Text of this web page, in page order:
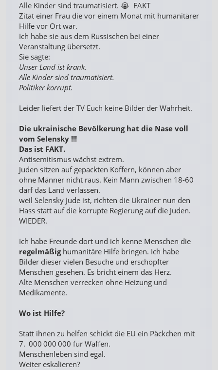
Alle Kinder sind traumatisiert. 😭 FAKT
Zitat einer Frau die vor einem Monat mit humanitärer
Hilfe vor Ort war.
Ich habe sie aus dem Russischen bei einer
Veranstaltung übersetzt.
Sie sagte:
Unser Land ist krank.
Alle Kinder sind traumatisiert.
Politiker korrupt.
Leider liefert der TV Euch keine Bilder der Wahrheit.
Die ukrainische Bevölkerung hat die Nase voll
vom Selensky !!!
Das ist FAKT.
Antisemitismus wächst extrem.
Juden sitzen auf gepackten Koffern, können aber
ohne Männer nicht raus. Kein Mann zwischen 18-60
darf das Land verlassen.
weil Selensky Jude ist, richten die Ukrainer nun den
Hass statt auf die korrupte Regierung auf die Juden.
WIEDER.
Ich habe Freunde dort und ich kenne Menschen die
regelmäßig humanitäre Hilfe bringen. Ich habe
Bilder dieser vielen Besuche und erschöpfter
Menschen gesehen. Es bricht einem das Herz.
Alte Menschen verrecken ohne Heizung und
Medikamente.
Wo ist Hilfe?
Statt ihnen zu helfen schickt die EU ein Päckchen mit
7. 000 000 000 für Waffen.
Menschenleben sind egal.
Weiter eskalieren?